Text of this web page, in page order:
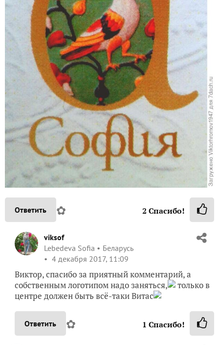
Ответить ✿ 2 Спасибо!
viksof
Lebedeva Sofia
Беларусь
4 декабря 2017, 11:09
Виктор, спасибо за приятный комментарий, а
собственным логотипом надо заняться,
только в
центре должен быть всё-таки Витас
Ответить ✿ 1 Спасибо!